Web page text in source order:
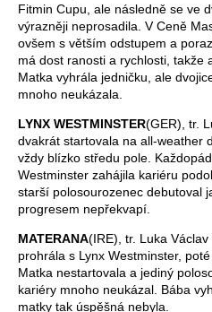
Fitmin Cupu, ale následně se ve
výrazněji neprosadila. V Ceně
ovšem s větším odstupem a
má dost ranosti a rychlosti, takže
Matka vyhrála jedničku, ale
mnoho neukázala.
LYNX WESTMINSTER(GER), tr.
dvakrát startovala na all-weather
vždy blízko středu pole.
Westminster zahájila kariéru
starší polosourozenec debutoval
progresem nepřekvapí.
MATERANA(IRE), tr. Luka
prohrála s Lynx Westminster,
Matka nestartovala a jediný
kariéry mnoho neukázal. Bába
matky tak úspěšná nebyla.